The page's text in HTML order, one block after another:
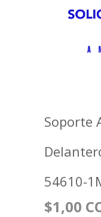
Soporte
54610-
$1,00